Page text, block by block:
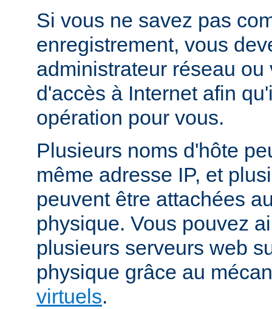
Si vous ne savez pas
enregistrement, vous
administrateur réseau ou
d'accès à Internet afin
opération pour vous.
Plusieurs noms d'hôte
même adresse IP, et
peuvent être attachées
physique. Vous pouvez
plusieurs serveurs web
physique grâce au
virtuels.